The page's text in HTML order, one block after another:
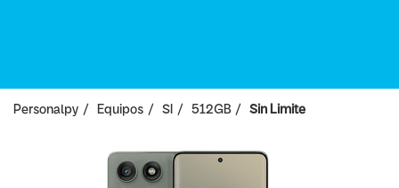
Personalpy Equipos SI 512GB Sin Limite